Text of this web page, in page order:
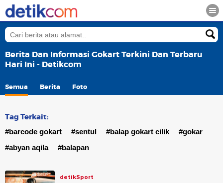
Berita Dan Informasi Gokart Terkini Dan Terbaru
Hari Ini - Detikcom
Semua Berita Foto
Tag Terkait:
#barcode gokart #sentul #balap gokart cilik
#gokar
#abyan aqila
#balapan
detikSport